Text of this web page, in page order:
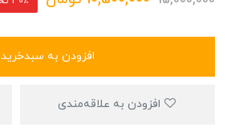
افزودن به سبدخرید